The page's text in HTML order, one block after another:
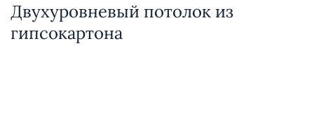
Двухуровневый потолок из
гипсокартона